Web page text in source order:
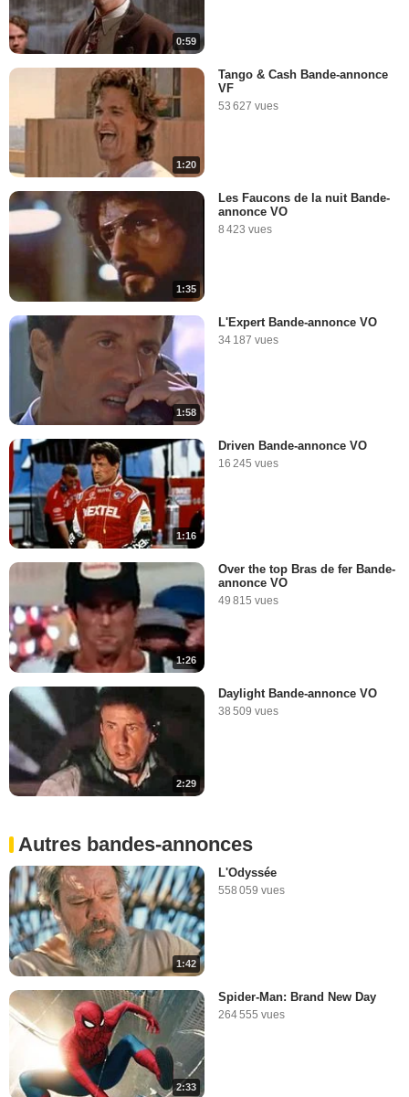
0:59
1:20
Tango & Cash Bande-annonce
VF
53 627 vues
1:35
Les Faucons de la nuit Bande-
annonce VO
8 423 vues
1:58
L'Expert Bande-annonce VO
34 187 vues
1:16
Driven Bande-annonce VO
16 245 vues
1:26
Over the top Bras de fer Bande-
annonce VO
49 815 vues
2:29
Daylight Bande-annonce VO
38 509 vues
Autres bandes-annonces
1:42
L'Odyssée
558 059 vues
2:33
Spider-Man: Brand New Day
264 555 vues